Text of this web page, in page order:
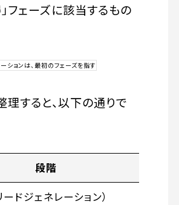
フェーズに該当するもの
すると、以下の通りで
段階
ドジェネレーション）